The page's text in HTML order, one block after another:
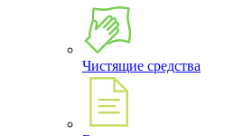
Чистящие средства